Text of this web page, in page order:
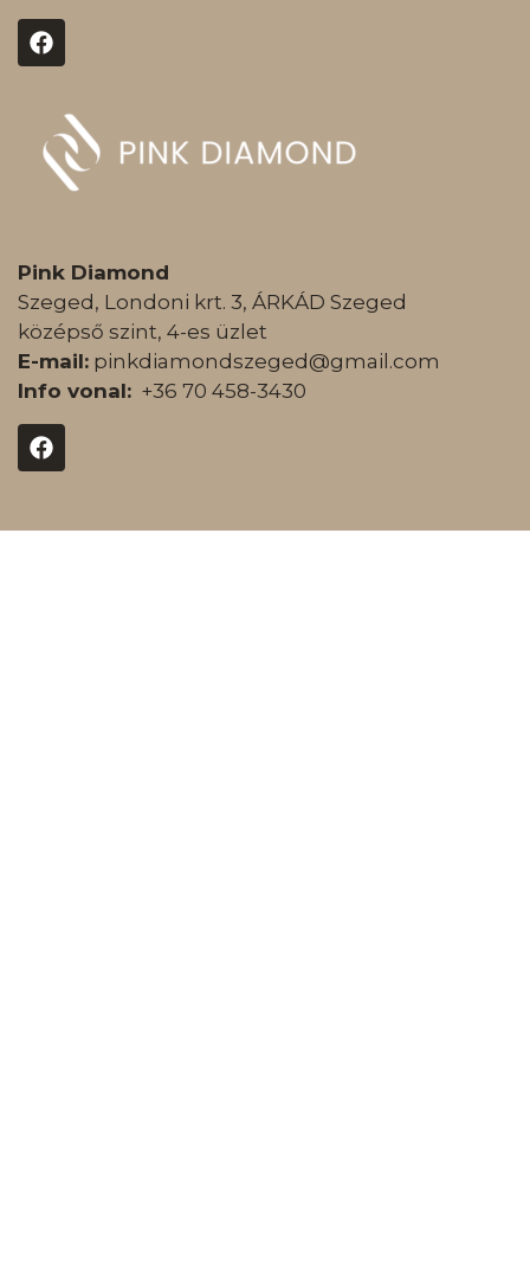
Pink Diamond
Szeged, Londoni krt. 3, ÁRKÁD Szeged
középső szint, 4-es üzlet
E-mail: pinkdiamondszeged@gmail.com
Info vonal: +36 70 458-3430